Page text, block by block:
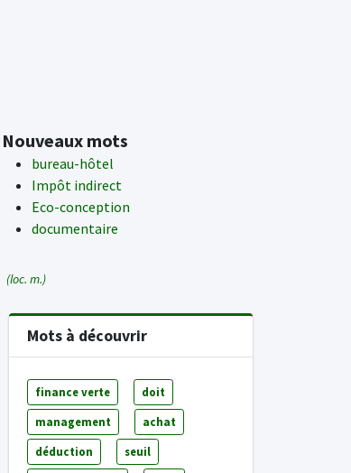
Nouveaux mots
bureau-hôtel
Impôt indirect
Eco-conception
documentaire
(loc. m.)
Mots à découvrir
finance verte doit
management achat
déduction seuil